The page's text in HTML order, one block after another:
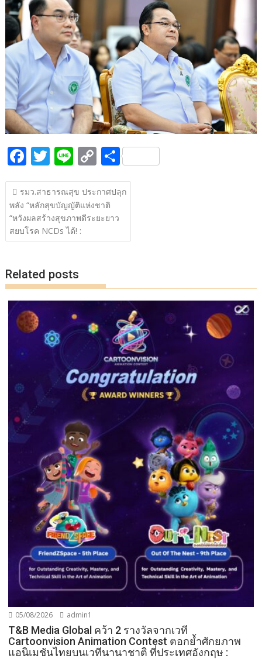
o
o
k
Li
n
k
F
ac
e
b
o
o
k
T
w
itt
er
Li
n
e
C
o
p
y
n
S
h
ar
แนะแนว
เรื่อง
รมว.สาธารณสุข ประกาศปลุก
พลัง “หลักสุขบัญญัติแห่งชาติ
“หวังผลสร้างสุขภาพดีระยะยาว
สยบโรค NCDs ได้! :
Related posts
05/08/2026 admin1
T&B Media Global คว้า 2 รางวัลจากเวที
Cartoonvision Animation Contest ตอกย้ำศักยภาพ
แอนิเมชันไทยบนเวทีนานาชาติ ที่ประเทศอังกฤษ :